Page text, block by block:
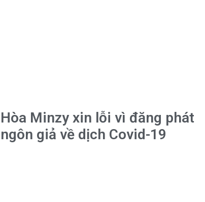
Hòa Minzy xin lỗi vì đăng phát
ngôn giả về dịch Covid-19